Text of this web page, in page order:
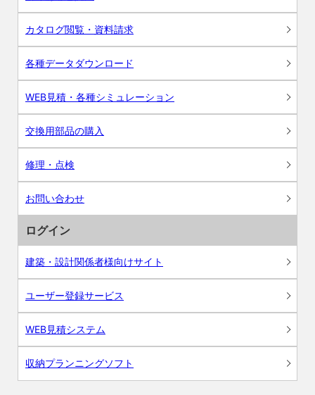
カタログ閲覧・資料請求
各種データダウンロード
WEB見積・各種シミュレーション
交換用部品の購入
修理・点検
お問い合わせ
ログイン
建築・設計関係者様向けサイト
ユーザー登録サービス
WEB見積システム
収納プランニングソフト